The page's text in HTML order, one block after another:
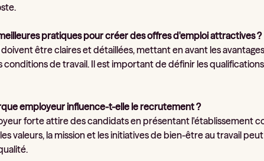
pratiques pour créer des offres d'emploi attractives ?
être claires et détaillées, mettant en avant les
conditions de travail. Il est important de définir les
employeur influence-t-elle le recrutement ?
forte attire des candidats en présentant l'établissement
valeurs, la mission et les initiatives de bien-être au travail